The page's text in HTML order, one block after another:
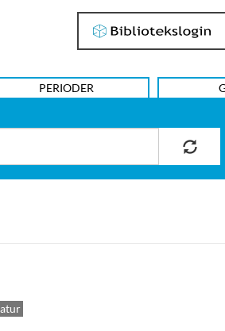
Bibliotekslogin
PERIODER